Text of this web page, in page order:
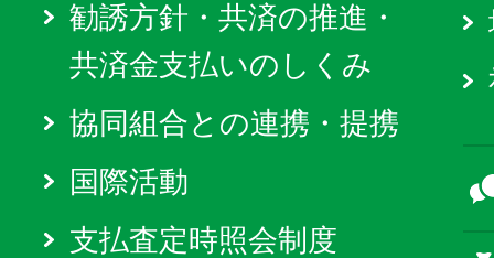
勧誘方針・共済の推進・
共済金支払いのしくみ
協同組合との連携・提携
国際活動
支払査定時照会制度